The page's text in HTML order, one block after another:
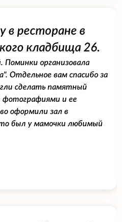
в ресторане в
кладбища 26.
Поминки организовала
Отдельное вам спасибо за
сделать памятный
фотографиями и ее
оформили зал в
был у мамочки любимый